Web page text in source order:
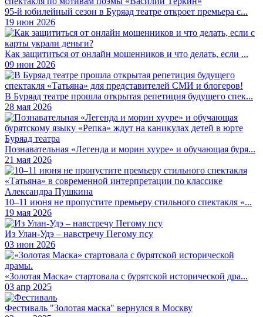
95-й юбилейный сезон в Буряад театре откроет премьера с...
19 июн 2026
Как защититься от онлайн мошенников и что делать, если ...
09 июн 2026
В Буряад театре прошла открытая репетиция будущего спек...
28 мая 2026
Познавательная «Легенда и морин хууре» и обучающая буря...
21 мая 2026
10–11 июня не пропустите премьеру стильного спектакля «...
19 мая 2026
Из Улан-Удэ – навстречу Пегому псу
03 июн 2026
«Золотая Маска» стартовала с бурятской исторической дра...
03 апр 2025
Фестиваль "Золотая маска" вернулся в Москву